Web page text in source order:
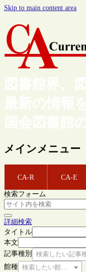
Skip to main content area
図書館界、
最新の情報
国会図書館
メインメニュー
CA-R CA-E
検索フォーム
詳細検索
タイトル
本文
記事種別
検索したい記事
館種 検索したい館種を選